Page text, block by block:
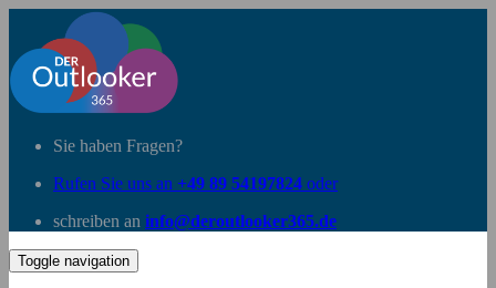
Sie haben Fragen?
Rufen Sie uns an +49 89 54197824 oder
schreiben an info@deroutlooker365.de
Toggle navigation